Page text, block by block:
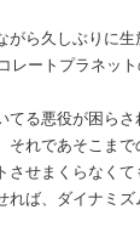
がら久しぶりに
レートプラネッ
てる悪役が困ら
それであそこま
させまくらなく
れば、ダイナミズ